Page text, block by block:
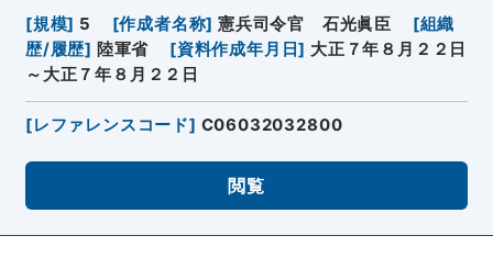
[規模] 5 [作成者名称] 憲兵司令官 石光眞臣 [組織
歴/履歴] 陸軍省 [資料作成年月日] 大正７年８月２２日
～大正７年８月２２日
[レファレンスコード] C06032032800
閲覧